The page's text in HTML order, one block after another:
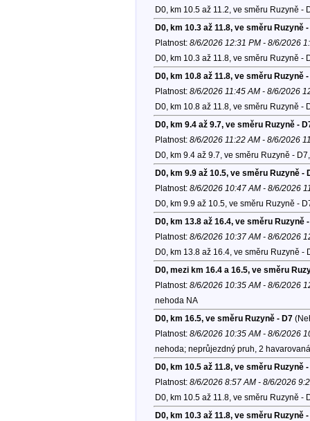
D0, km 10.5 až 11.2, ve směru Ruzyně -
D0, km 10.3 až 11.8, ve směru Ruzyně -
Platnost: 8/6/2026 12:31 PM - 8/6/2026
D0, km 10.3 až 11.8, ve směru Ruzyně -
D0, km 10.8 až 11.8, ve směru Ruzyně -
Platnost: 8/6/2026 11:45 AM - 8/6/2026
D0, km 10.8 až 11.8, ve směru Ruzyně -
D0, km 9.4 až 9.7, ve směru Ruzyně -
Platnost: 8/6/2026 11:22 AM - 8/6/2026
D0, km 9.4 až 9.7, ve směru Ruzyně -
D0, km 9.9 až 10.5, ve směru Ruzyně -
Platnost: 8/6/2026 10:47 AM - 8/6/2026
D0, km 9.9 až 10.5, ve směru Ruzyně -
D0, km 13.8 až 16.4, ve směru Ruzyně
Platnost: 8/6/2026 10:37 AM - 8/6/2026
D0, km 13.8 až 16.4, ve směru Ruzyně -
D0, mezi km 16.4 a 16.5, ve směru
Platnost: 8/6/2026 10:35 AM - 8/6/2026
nehoda NA
D0, km 16.5, ve směru Ruzyně - D7
Platnost: 8/6/2026 10:35 AM - 8/6/2026
nehoda; neprůjezdný pruh, 2
D0, km 10.5 až 11.8, ve směru Ruzyně -
Platnost: 8/6/2026 8:57 AM - 8/6/2026
D0, km 10.5 až 11.8, ve směru Ruzyně -
D0, km 10.3 až 11.8, ve směru Ruzyně -